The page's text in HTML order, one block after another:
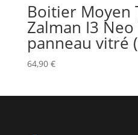
Boitier Moyen
Zalman I3 Neo
panneau vitré
64,90 €